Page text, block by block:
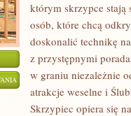
TRENDY
ŚLUBNE
którym skrzypce stają
osób, które chcą
doskonalić technikę
z przystępnymi
w graniu niezależnie
atrakcje weselne i
Skrzypiec opiera się